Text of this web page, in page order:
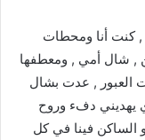
, كنت أنا ومحطات
, شال أمي , ومعطفها
العبور , عدت بشال
يهديني دفء وروح
الساكن فينا في كل